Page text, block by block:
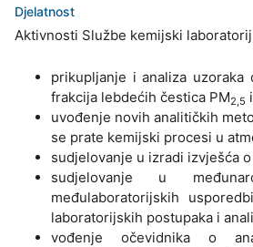
Djelatnost
Aktivnosti Službe kemijski laboratorij
prikupljanje i analiza uzoraka
frakcija lebdećih čestica PM2,5
uvođenje novih analitičkih
se prate kemijski procesi u
sudjelovanje u izradi izvješća
sudjelovanje u
međulaboratorijskih
laboratorijskih postupaka i
vođenje očevidnika o